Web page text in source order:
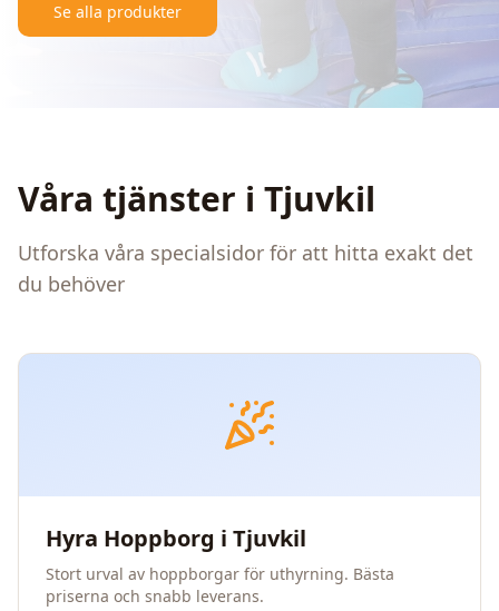
Se alla produkter
Våra tjänster i Tjuvkil
Utforska våra specialsidor för att hitta exakt det
du behöver
Hyra Hoppborg i Tjuvkil
Stort urval av hoppborgar för uthyrning. Bästa
priserna och snabb leverans.